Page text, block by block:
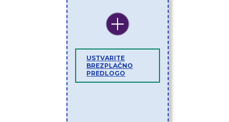
USTVARITE
BREZPLAČNO
PREDLOGO